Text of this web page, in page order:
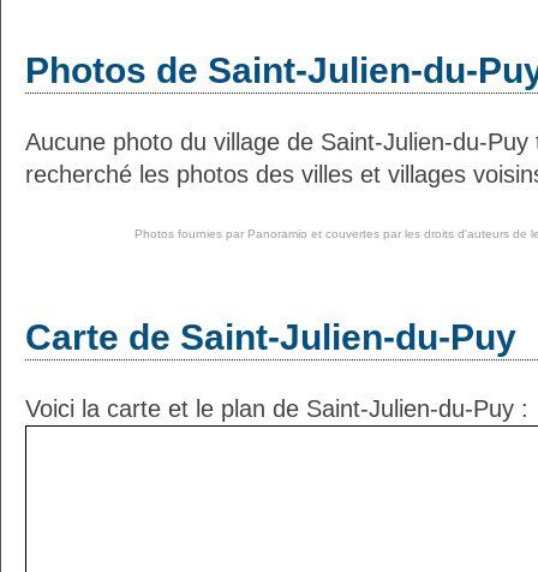
Photos de Saint-Julien-du-
Aucune photo du village de Saint-Julien-du-
recherché les photos des villes et villages
Photos fournies par Panoramio et couvertes par les droits d'auteurs de
Carte de Saint-Julien-du-Puy
Voici la carte et le plan de Saint-Julien-du-Puy :